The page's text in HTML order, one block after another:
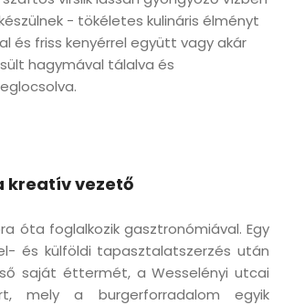
- tökéletes kulináris élményt
és friss kenyérrel együtt vagy akár
hagymával tálalva és
kreatív vezető
óta foglalkozik gasztronómiával. Egy
és külföldi tapasztalatszerzés után
saját éttermét, a Wesselényi utcai
mely a burgerforradalom egyik